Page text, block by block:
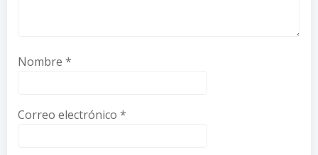
Nombre *
Correo electrónico *